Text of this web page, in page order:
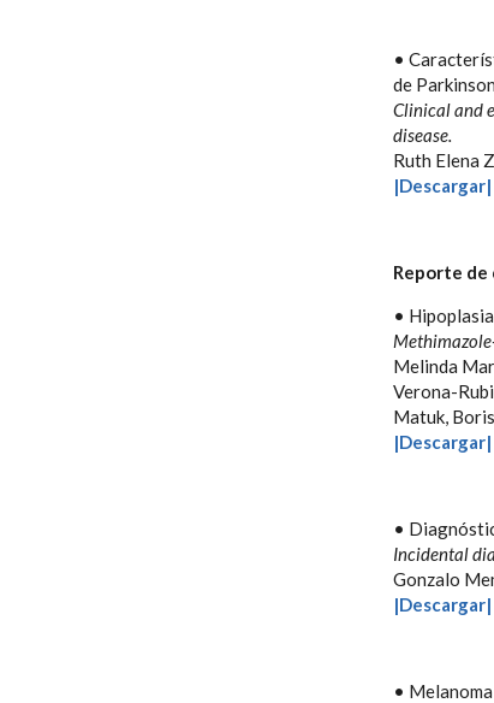
•
de
Clinical and
disease.
Ruth Elena
|Descargar|
Reporte de
•
Melinda
Verona-
Matuk,
|Descargar|
•
Incidental
Gonzalo
|Descargar|
•